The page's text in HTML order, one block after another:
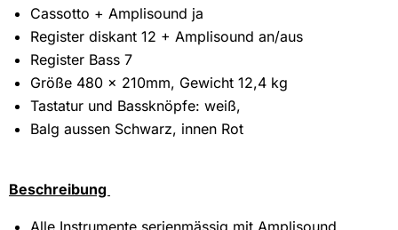
Cassotto + Amplisound ja
Register diskant 12 + Amplisound an/aus
Register Bass 7
Größe 480 x 210mm, Gewicht 12,4 kg
Tastatur und Bassknöpfe: weiß,
Balg aussen Schwarz, innen Rot
Beschreibung
Alle Instrumente serienmässig mit Amplisound